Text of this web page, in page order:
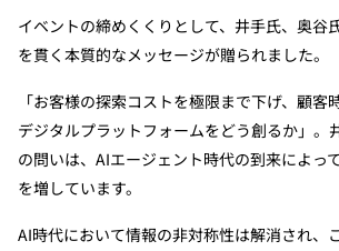
イベントの締めくくりとして、井手氏、奥谷
を貫く本質的なメッセージが贈られました。
「お客様の探索コストを極限まで下げ、顧客
デジタルプラットフォームをどう創るか」。
の問いは、AIエージェント時代の到来によっ
を増しています。
AI時代において情報の非対称性は解消され、